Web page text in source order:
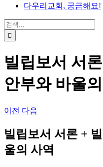
다우리교회, 궁금해요!
검
색
...
빌립보서 서
안부와 바울
이전 다음
빌립보서 서론 +
울의 사역